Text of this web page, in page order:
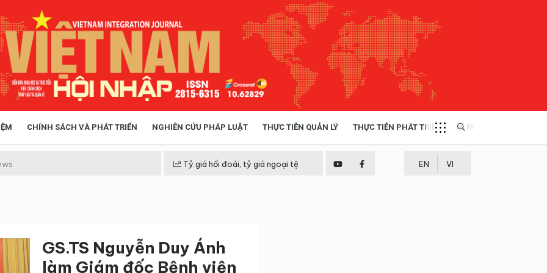
CHÍNH SÁCH VÀ PHÁT TRIỂN NGHIÊN CỨU PHÁP LUẬT THỰC TIỄN QUẢN LÝ THỰC TIỄN PHÁT TRIỂN MULTIMEDIA
Tỷ giá hối đoái, tỷ giá ngoại tệ EN VI
GS.TS Nguyễn Duy Ánh
làm Giám đốc Bệnh viện